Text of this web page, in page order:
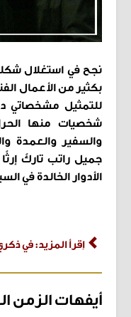
نجح في استغلال
بكثير من الأعمال
للتمثيل مشخصاتي
شخصيات منها
والسفير والعمدة
الأدوار الخالدة في
اِقرأ المزيد: في
أيفهات الزمن